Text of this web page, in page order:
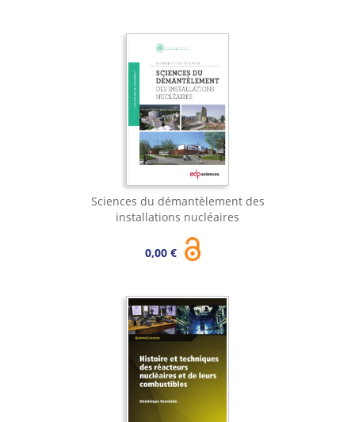
Sciences du démantèlement des
installations nucléaires
0,00 €